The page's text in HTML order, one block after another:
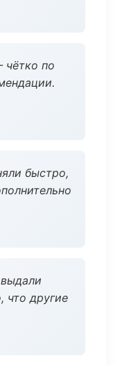
по
быстро,
что другие